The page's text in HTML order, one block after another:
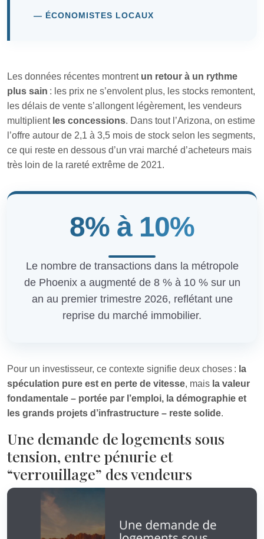
ÉCONOMISTES LOCAUX
Les données récentes montrent un retour à un rythme
plus sain : les prix ne s’envolent plus, les stocks remontent,
les délais de vente s’allongent légèrement, les vendeurs
multiplient les concessions. Dans tout l’Arizona, on estime
l’offre autour de 2,1 à 3,5 mois de stock selon les segments,
ce qui reste en dessous d’un vrai marché d’acheteurs mais
très loin de la rareté extrême de 2021.
8% à 10%
Le nombre de transactions dans la métropole
de Phoenix a augmenté de 8 % à 10 % sur un
an au premier trimestre 2026, reflétant une
reprise du marché immobilier.
Pour un investisseur, ce contexte signifie deux choses : la
spéculation pure est en perte de vitesse, mais la valeur
fondamentale – portée par l’emploi, la démographie et
les grands projets d’infrastructure – reste solide.
Une demande de logements sous
tension, entre pénurie et
“verrouillage” des vendeurs